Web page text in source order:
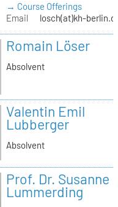
→ Course Offerings
Email
losch(at)kh-
Romain Löser
Absolvent
Valentin Emil
Lubberger
Absolvent
Prof. Dr. Susanne
Lummerding